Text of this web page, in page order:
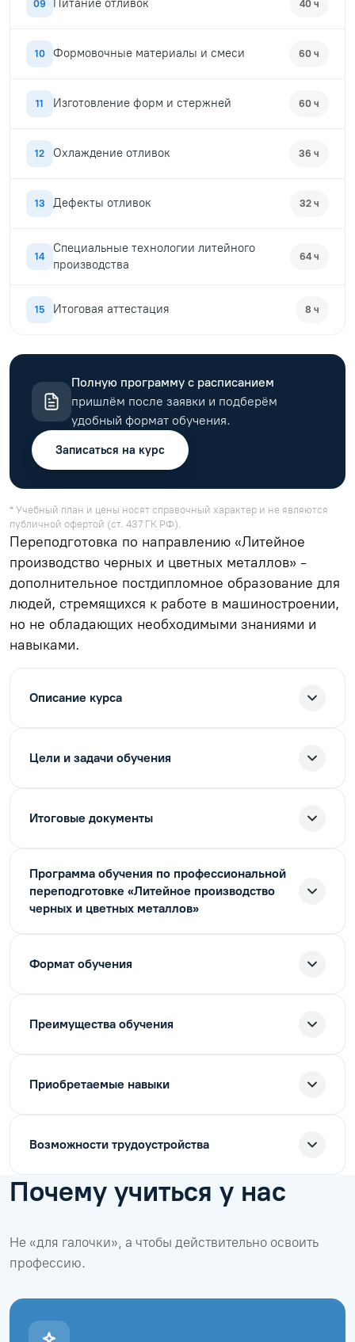
09 Питание отливок 40 ч
10 Формовочные материалы и смеси 60 ч
11 Изготовление форм и стержней 60 ч
12 Охлаждение отливок 36 ч
13 Дефекты отливок 32 ч
14
Специальные технологии литейного
производства
64 ч
15 Итоговая аттестация 8 ч
Полную программу с расписанием
пришлём после заявки и подберём
удобный формат обучения.
Записаться на курс
* Учебный план и цены носят справочный характер и не являются
публичной офертой (ст. 437 ГК РФ).
Переподготовка по направлению «Литейное
производство черных и цветных металлов» -
дополнительное постдипломное образование для
людей, стремящихся к работе в машиностроении,
но не обладающих необходимыми знаниями и
навыками.
Описание курса
Цели и задачи обучения
Итоговые документы
Программа обучения по профессиональной
переподготовке «Литейное производство
черных и цветных металлов»
Формат обучения
Преимущества обучения
Приобретаемые навыки
Возможности трудоустройства
Почему учиться у нас
Не «для галочки», а чтобы действительно освоить
профессию.